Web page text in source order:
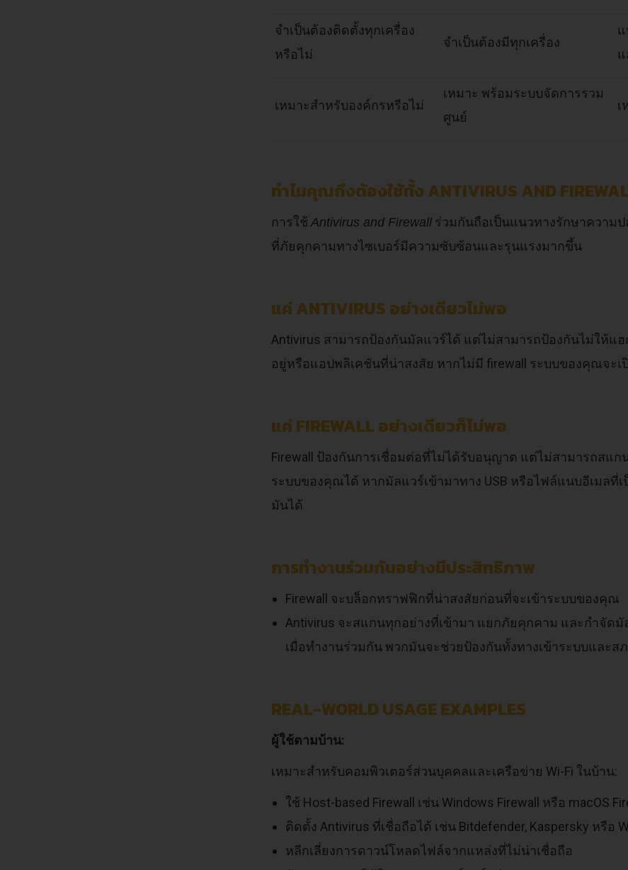
จำเป็นต้องติดตั้งทุกเครื่อง
หรือไม่
จำเป็นต้องมีทุกเครื่อง
เหมาะสำหรับองค์กรหรือไม่
เหมาะ พร้อมระบบจัดการรวม
ศูนย์
ทำไมคุณถึงต้องใช้ทั้ง ANTIVIRUS AND
การใช้Antivirus and Firewall ร่วมกันถือเป็นแนวทางรักษาความ
ที่ภัยคุกคามทางไซเบอร์มีความซับซ้อนและรุนแรงมากขึ้น
แค่ ANTIVIRUS อย่างเดียวไม่พอ
Antivirus สามารถป้องกันมัลแวร์ได้ แต่ไม่สามารถป้องกันไม่ให้แ
อยู่หรือแอปพลิเคชันที่น่าสงสัย หากไม่มี firewall ระบบของคุณจะเ
แค่ FIREWALL อย่างเดียวก็ไม่พอ
Firewall ป้องกันการเชื่อมต่อที่ไม่ได้รับอนุญาต แต่ไม่สามารถสแ
ระบบของคุณได้ หากมัลแวร์เข้ามาทาง USB หรือไฟล์แนบอีเมลที่
มันได้
การทำงานร่วมกันอย่างมีประสิทธิภาพ
Firewall จะบล็อกทราฟฟิกที่น่าสงสัยก่อนที่จะเข้าระบบของคุณ
Antivirus จะสแกนทุกอย่างที่เข้ามา แยกภัยคุกคาม และกำจัดมั
เมื่อทำงานร่วมกัน พวกมันจะช่วยป้องกันทั้งทางเข้าระบบและ
REAL-WORLD USAGE EXAMPLES
ผู้ใช้ตามบ้าน:
เหมาะสำหรับคอมพิวเตอร์ส่วนบุคคลและเครือข่าย Wi-Fi ในบ้าน:
ใช้ Host-based Firewall เช่น Windows Firewall หรือ macOS
ติดตั้ง Antivirus ที่เชื่อถือได้ เช่น Bitdefender, Kaspersky หรือ
หลีกเลี่ยงการดาวน์โหลดไฟล์จากแหล่งที่ไม่น่าเชื่อถือ